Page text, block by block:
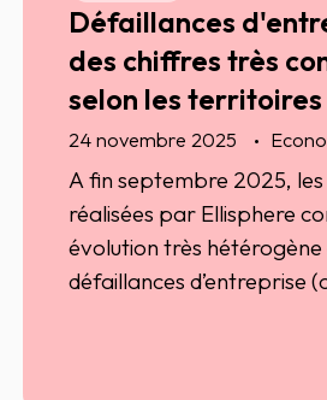
plus en réaction, mais en
Défaillances
des chiffres très
selon les territoires
24 novembre 2025
A fin septembre 2025, les
réalisées par Ellisphere
évolution très hétérogène
défaillances d’entreprise
judiciaire directe) selon